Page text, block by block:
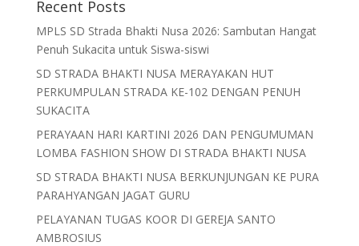
Recent Posts
MPLS SD Strada Bhakti Nusa 2026: Sambutan Hangat
Penuh Sukacita untuk Siswa-siswi
SD STRADA BHAKTI NUSA MERAYAKAN HUT
PERKUMPULAN STRADA KE-102 DENGAN PENUH
SUKACITA
PERAYAAN HARI KARTINI 2026 DAN PENGUMUMAN
LOMBA FASHION SHOW DI STRADA BHAKTI NUSA
SD STRADA BHAKTI NUSA BERKUNJUNGAN KE PURA
PARAHYANGAN JAGAT GURU
PELAYANAN TUGAS KOOR DI GEREJA SANTO
AMBROSIUS